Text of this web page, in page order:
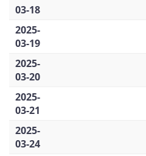
03-18
2025-
03-19
2025-
03-20
2025-
03-21
2025-
03-24